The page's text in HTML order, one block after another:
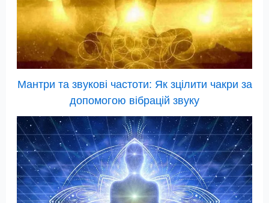
Мантри та звукові частоти: Як зцілити чакри за
допомогою вібрацій звуку